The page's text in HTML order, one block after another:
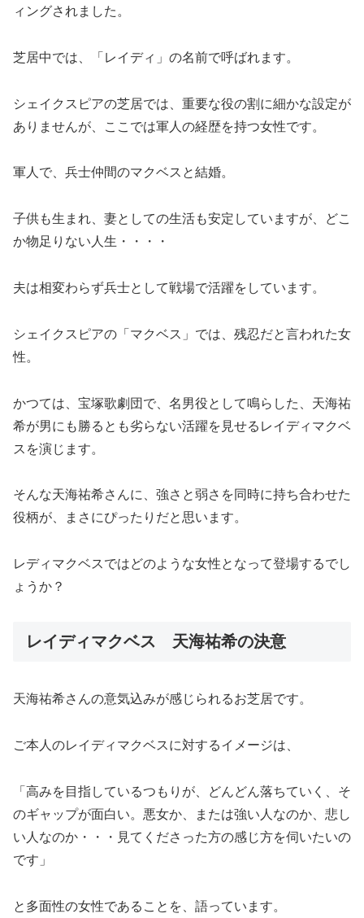
ィングされました。
芝居中では、「レイディ」の名前で呼ばれます。
シェイクスピアの芝居では、重要な役の割に細かな設定が
ありませんが、ここでは軍人の経歴を持つ女性です。
軍人で、兵士仲間のマクベスと結婚。
子供も生まれ、妻としての生活も安定していますが、どこ
か物足りない人生・・・・
夫は相変わらず兵士として戦場で活躍をしています。
シェイクスピアの「マクベス」では、残忍だと言われた女
性。
かつては、宝塚歌劇団で、名男役として鳴らした、天海祐
希が男にも勝るとも劣らない活躍を見せるレイディマクベ
スを演じます。
そんな天海祐希さんに、強さと弱さを同時に持ち合わせた
役柄が、まさにぴったりだと思います。
レディマクベスではどのような女性となって登場するでし
ょうか？
レイディマクベス 天海祐希の決意
天海祐希さんの意気込みが感じられるお芝居です。
ご本人のレイディマクベスに対するイメージは、
「高みを目指しているつもりが、どんどん落ちていく、そ
のギャップが面白い。悪女か、または強い人なのか、悲し
い人なのか・・・見てくださった方の感じ方を伺いたいの
です」
と多面性の女性であることを、語っています。